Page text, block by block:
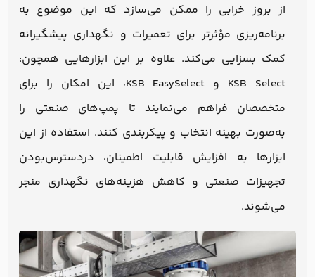
از بروز خرابی را ممکن می‌سازد که این موضوع به
برنامه‌ریزی مؤثرتر برای تعمیرات و نگهداری پیشگیرانه
کمک بسزایی می‌کند. علاوه بر این ابزارهایی همچون:
KSB Select و KSB EasySelect، این امکان را برای
متخصصان فراهم می‌نمایند تا پمپ‌های صنعتی را
به‌صورت بهینه انتخاب و پیکربندی کنند. استفاده از این
ابزارها به افزایش قابلیت اطمینان، دردسترس‌بودن
تجهیزات صنعتی و کاهش هزینه‌های نگهداری منجر
می‌شوند.